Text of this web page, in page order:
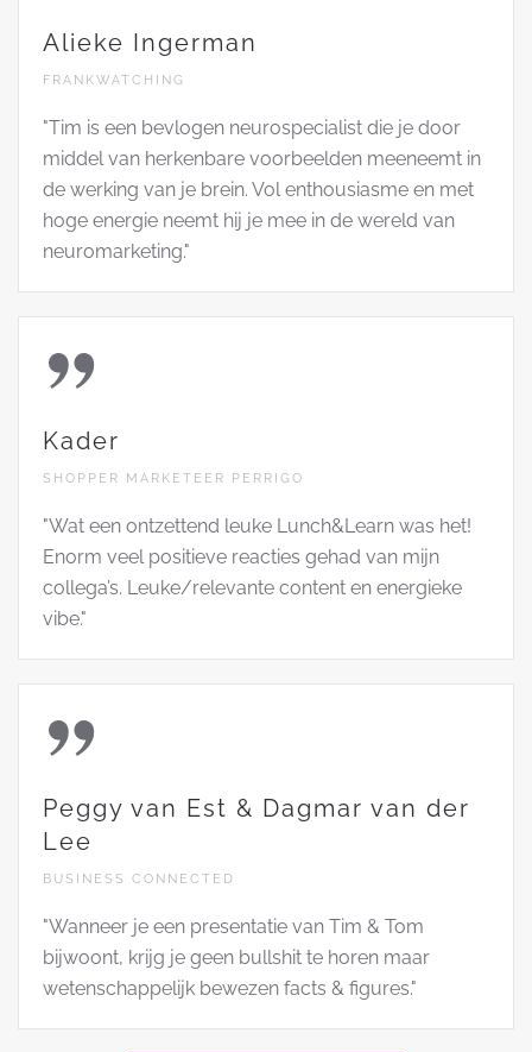
Alieke Ingerman
FRANKWATCHING
"Tim is een bevlogen neurospecialist die je door
middel van herkenbare voorbeelden meeneemt in
de werking van je brein. Vol enthousiasme en met
hoge energie neemt hij je mee in de wereld van
neuromarketing."
Kader
SHOPPER MARKETEER PERRIGO
"Wat een ontzettend leuke Lunch&Learn was het!
Enorm veel positieve reacties gehad van mijn
collega’s. Leuke/relevante content en energieke
vibe."
Peggy van Est & Dagmar van der
Lee
BUSINESS CONNECTED
"Wanneer je een presentatie van Tim & Tom
bijwoont, krijg je geen bullshit te horen maar
wetenschappelijk bewezen facts & figures."